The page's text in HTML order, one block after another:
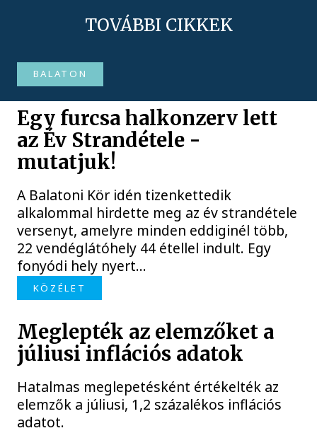
TOVÁBBI CIKKEK
BALATON
Egy furcsa halkonzerv lett
az Év Strandétele -
mutatjuk!
A Balatoni Kör idén tizenkettedik
alkalommal hirdette meg az év strandétele
versenyt, amelyre minden eddiginél több,
22 vendéglátóhely 44 étellel indult. Egy
fonyódi hely nyert...
KÖZÉLET
Meglepték az elemzőket a
júliusi inflációs adatok
Hatalmas meglepetésként értékelték az
elemzők a júliusi, 1,2 százalékos inflációs
adatot.